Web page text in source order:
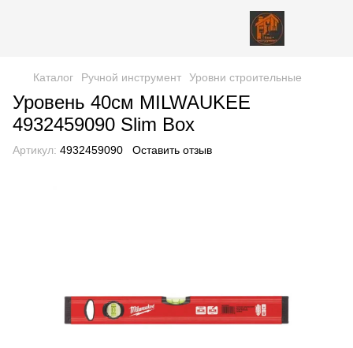
Каталог Ручной инструмент Уровни строительные
Уровень 40см MILWAUKEE
4932459090 Slim Box
Артикул: 4932459090 Оставить отзыв